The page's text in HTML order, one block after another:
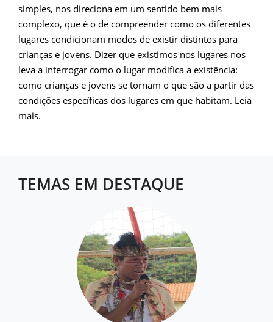
simples, nos direciona em um sentido bem mais
complexo, que é o de compreender como os diferentes
lugares condicionam modos de existir distintos para
crianças e jovens. Dizer que existimos nos lugares nos
leva a interrogar como o lugar modifica a existência:
como crianças e jovens se tornam o que são a partir das
condições específicas dos lugares em que habitam. Leia
mais.
TEMAS EM DESTAQUE